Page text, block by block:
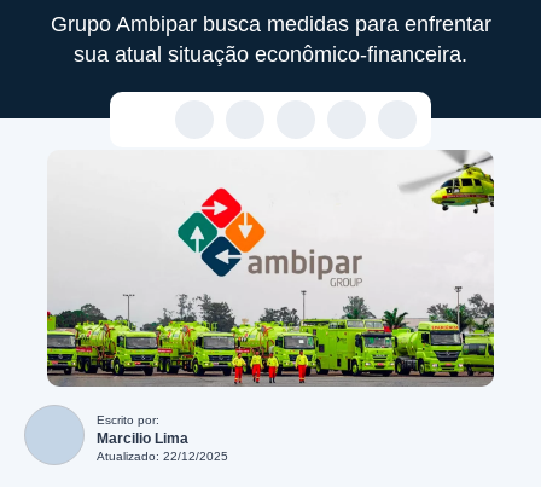
Grupo Ambipar busca medidas para enfrentar
sua atual situação econômico-financeira.
Escrito por:
Marcilio Lima
Atualizado: 22/12/2025